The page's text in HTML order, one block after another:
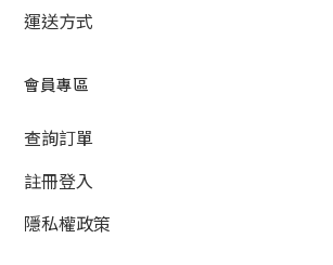
運送方式
會員專區
查詢訂單
註冊登入
隱私權政策